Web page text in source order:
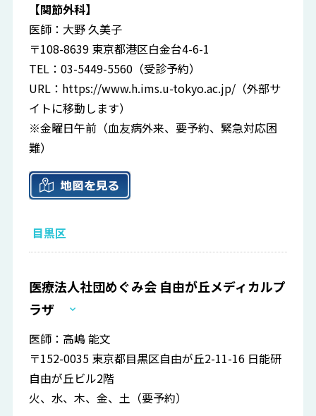
【関節外科】
医師：大野 久美子
〒108-8639 東京都港区白金台4-6-1
TEL：03-5449-5560（受診予約）
URL： https://www.h.ims.u-tokyo.ac.jp/ （外部サ
イトに移動します）
※金曜日午前（血友病外来、要予約、緊急対応困
難）
目黒区
医療法人社団めぐみ会 自由が丘メディカルプ
ラザ
医師：高嶋 能文
〒152-0035 東京都目黒区自由が丘2-11-16 日能研
自由が丘ビル2階
火、水、木、金、土（要予約）